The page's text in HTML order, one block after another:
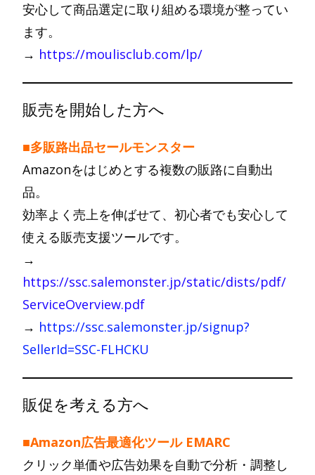
安心して商品選定に取り組める環境が整ってい
ます。
→ https://moulisclub.com/lp/
販売を開始した方へ
■多販路出品セールモンスター
Amazonをはじめとする複数の販路に自動出
品。
効率よく売上を伸ばせて、初心者でも安心して
使える販売支援ツールです。
→
https://ssc.salemonster.jp/static/dists/pdf/
ServiceOverview.pdf
→ https://ssc.salemonster.jp/signup?
SellerId=SSC-FLHCKU
販促を考える方へ
■Amazon広告最適化ツール EMARC
クリック単価や広告効果を自動で分析・調整し